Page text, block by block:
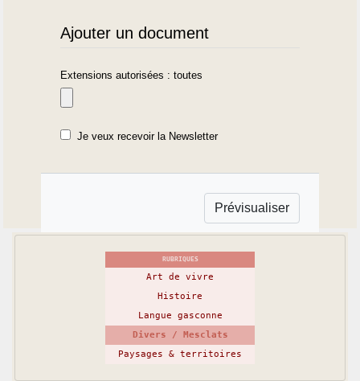
Ajouter un document
Extensions autorisées : toutes
Je veux recevoir la Newsletter
RUBRIQUES
Art de vivre
Histoire
Langue gasconne
Divers / Mesclats
Paysages & territoires